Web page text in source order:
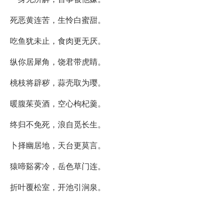
死恶黄连苦，生怜白蜜甜。
吃鱼犹未止，食肉更无厌。
纵你居犀角，饶君带虎睛。
桃枝将辟秽，蒜壳取为璎。
暖腹茱萸酒，空心枸杞羹。
终归不免死，浪自觅长生。
卜择幽居地，天台更莫言。
猿啼谿雾冷，岳色草门连。
折叶覆松室，开池引涧泉。